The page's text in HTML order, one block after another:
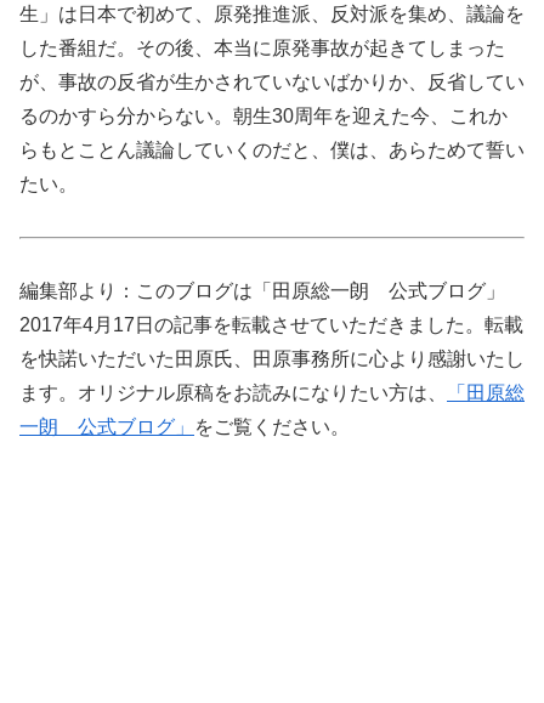
生」は日本で初めて、原発推進派、反対派を集め、議論を
した番組だ。その後、本当に原発事故が起きてしまった
が、事故の反省が生かされていないばかりか、反省してい
るのかすら分からない。朝生30周年を迎えた今、これか
らもとことん議論していくのだと、僕は、あらためて誓い
たい。
編集部より：このブログは「田原総一朗 公式ブログ」
2017年4月17日の記事を転載させていただきました。転載
を快諾いただいた田原氏、田原事務所に心より感謝いたし
ます。オリジナル原稿をお読みになりたい方は、
「田原総
一朗 公式ブログ」
をご覧ください。